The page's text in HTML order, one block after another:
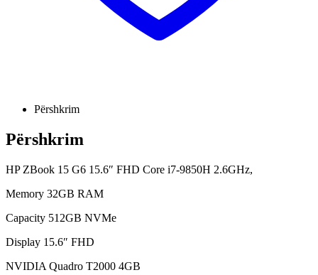
Përshkrim
Përshkrim
HP ZBook 15 G6 15.6″ FHD Core i7-9850H 2.6GHz,
Memory 32GB RAM
Capacity 512GB NVMe
Display 15.6″ FHD
NVIDIA Quadro T2000 4GB